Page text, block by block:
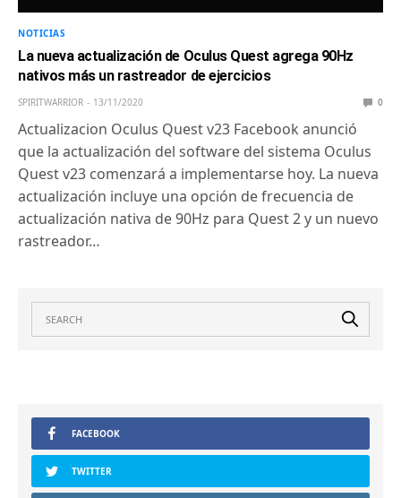
NOTICIAS
La nueva actualización de Oculus Quest agrega 90Hz
nativos más un rastreador de ejercicios
SPIRITWARRIOR 13/11/2020 0
Actualizacion Oculus Quest v23 Facebook anunció
que la actualización del software del sistema Oculus
Quest v23 comenzará a implementarse hoy. La nueva
actualización incluye una opción de frecuencia de
actualización nativa de 90Hz para Quest 2 y un nuevo
rastreador…
FACEBOOK
TWITTER